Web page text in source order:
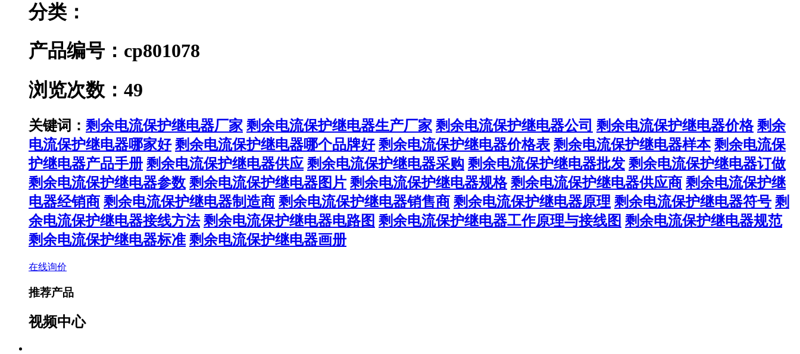
分类：
产品编号：cp801078
浏览次数：49
关键词： 剩余电流保护继电器厂家 剩余电流保护继电器生产厂家 剩余电流保护继电器公司 剩余电流保护继电器价格 剩余
电流保护继电器哪家好 剩余电流保护继电器哪个品牌好 剩余电流保护继电器价格表 剩余电流保护继电器样本 剩余电流保
护继电器产品手册 剩余电流保护继电器供应 剩余电流保护继电器采购 剩余电流保护继电器批发 剩余电流保护继电器订做
剩余电流保护继电器参数 剩余电流保护继电器图片 剩余电流保护继电器规格 剩余电流保护继电器供应商 剩余电流保护继
电器经销商 剩余电流保护继电器制造商 剩余电流保护继电器销售商 剩余电流保护继电器原理 剩余电流保护继电器符号 剩
余电流保护继电器接线方法 剩余电流保护继电器电路图 剩余电流保护继电器工作原理与接线图 剩余电流保护继电器规范
剩余电流保护继电器标准 剩余电流保护继电器画册
在线询价
推荐产品
视频中心